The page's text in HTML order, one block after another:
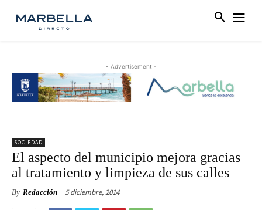
- Advertisement -
SOCIEDAD
El aspecto del municipio mejora gracias
al tratamiento y limpieza de sus calles
By Redacción 5 diciembre, 2014